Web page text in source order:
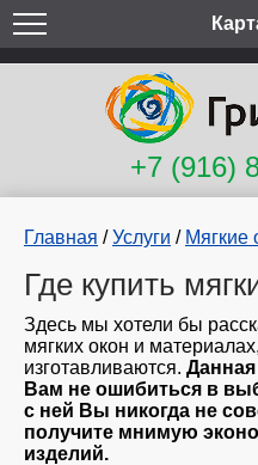
+7 (916)
Главная /Услуги / Мягкие
Где купить
Здесь мы хотели бы
мягких окон и
изготавливаются.
Вам не ошибиться в
с ней Вы никогда не
получите мнимую
изделий.